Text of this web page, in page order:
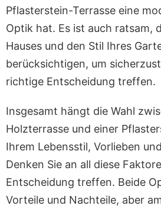
Pflasterstein-Terrasse eine
Optik hat. Es ist auch ratsam,
Hauses und den Stil Ihres
berücksichtigen, um
richtige Entscheidung treffen.
Insgesamt hängt die Wahl
Holzterrasse und einer
Ihrem Lebensstil, Vorlieben
Denken Sie an all diese
Entscheidung treffen. Beide
Vorteile und Nachteile, aber